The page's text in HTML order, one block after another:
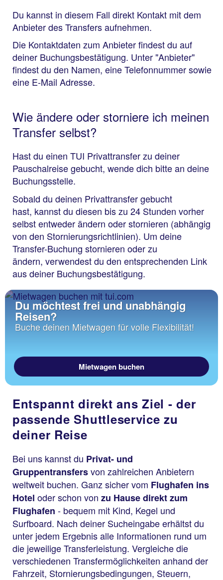
Du kannst in diesem Fall direkt Kontakt mit dem
Anbieter des Transfers aufnehmen.
Die Kontaktdaten zum Anbieter findest du auf
deiner Buchungsbestätigung. Unter "Anbieter"
findest du den Namen, eine Telefonnummer sowie
eine E-Mail Adresse.
Wie ändere oder storniere ich meinen
Transfer selbst?
Hast du einen TUI Privattransfer zu deiner
Pauschalreise gebucht, wende dich bitte an deine
Buchungsstelle.
Sobald du deinen Privattransfer gebucht
hast, kannst du diesen bis zu 24 Stunden vorher
selbst entweder ändern oder stornieren (abhängig
von den Stornierungsrichtlinien). Um deine
Transfer-Buchung stornieren oder zu
ändern, verwendest du den entsprechenden Link
aus deiner Buchungsbestätigung.
Du möchtest frei und unabhängig
Reisen?
Buche deinen Mietwagen für volle Flexibilität!
Mietwagen buchen
Entspannt direkt ans Ziel - der
passende Shuttleservice zu
deiner Reise
Bei uns kannst du Privat- und
Gruppentransfersvon zahlreichen Anbietern
weltweit buchen. Ganz sicher vom Flughafen ins
Hotel oder schon von zu Hause direkt zum
Flughafen - bequem mit Kind, Kegel und
Surfboard. Nach deiner Sucheingabe erhältst du
unter jedem Ergebnis alle Informationen rund um
die jeweilige Transferleistung. Vergleiche die
verschiedenen Transfermöglichkeiten anhand der
Fahrzeit, Stornierungsbedingungen, Steuern,